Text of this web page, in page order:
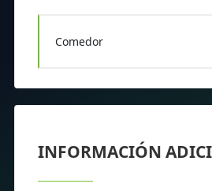
Comedor
INFORMACIÓN